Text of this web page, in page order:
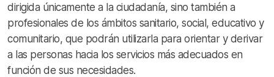
dirigida únicamente a la ciudadanía, sino también a
profesionales de los ámbitos sanitario, social, educativo y
comunitario, que podrán utilizarla para orientar y derivar
a las personas hacia los servicios más adecuados en
función de sus necesidades.